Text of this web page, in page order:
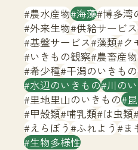
サイトマ
農水産物 海藻 博多湾
外来生物 供給サービス
基盤サービス 藻類 ク
いきもの観察 農畜産物
希少種 干潟のいきもの
水辺のいきもの 川の
里地里山のいきもの
甲殻類 哺乳類 は虫類
えらぼう ふれよう ま
生物多様性